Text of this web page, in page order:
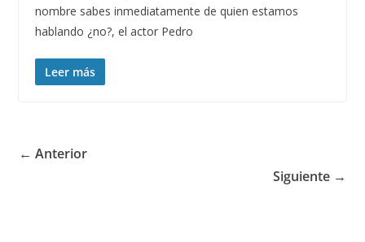
nombre sabes inmediatamente de quien estamos
hablando ¿no?, el actor Pedro
Leer más
← Anterior
Siguiente →